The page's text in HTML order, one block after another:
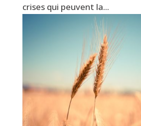
crises qui peuvent la...